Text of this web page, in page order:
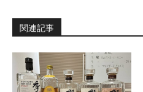
関連記事